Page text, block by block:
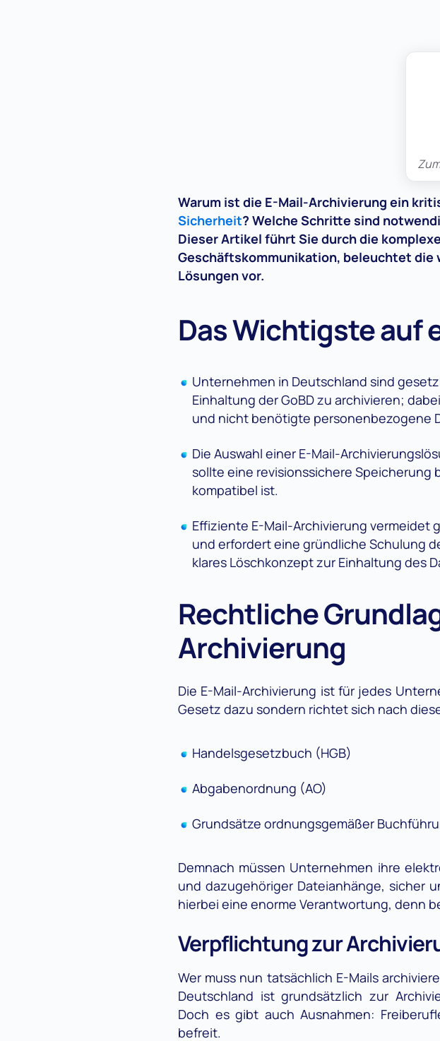
Warum ist die E-Mail-Archivierung ein
Sicherheit? Welche Schritte sind
Dieser Artikel führt Sie durch die
Geschäftskommunikation, beleuchtet
Lösungen vor.
Das Wichtigste auf
Unternehmen in Deutschland sind
Einhaltung der GoBD zu archivieren;
und nicht benötigte personenbezogene
Die Auswahl einer E-Mail-
sollte eine revisionssichere
kompatibel ist.
Effiziente E-Mail-Archivierung vermeidet
und erfordert eine gründliche Schulung
klares Löschkonzept zur Einhaltung des
Rechtliche
Archivierung
Die E-Mail-Archivierung ist für jedes
Gesetz dazu sondern richtet sich nach
Handelsgesetzbuch (HGB)
Abgabenordnung (AO)
Grundsätze ordnungsgemäßer
Demnach müssen Unternehmen ihre
und dazugehöriger Dateianhänge, sicher
hierbei eine enorme Verantwortung, denn
Verpflichtung zur
Wer muss nun tatsächlich E-Mails
Deutschland ist grundsätzlich zur
Doch es gibt auch Ausnahmen:
befreit.